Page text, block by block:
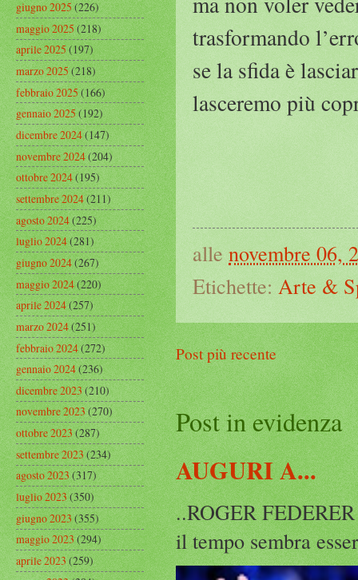
trasformando
se la sfida è
lasceremo più
alle novembre 06,
Etichette: Arte &
Post più recente
Post in evidenza
AUGURI A...
..ROGER
il tempo sembra
giugno 2025(226)
maggio 2025(218)
aprile 2025(197)
marzo 2025(218)
febbraio 2025(166)
gennaio 2025(192)
dicembre 2024(147)
novembre 2024(204)
ottobre 2024(195)
settembre 2024(211)
agosto 2024(225)
luglio 2024(281)
giugno 2024(267)
maggio 2024(220)
aprile 2024(257)
marzo 2024(251)
febbraio 2024(272)
gennaio 2024(236)
dicembre 2023(210)
novembre 2023(270)
ottobre 2023(287)
settembre 2023(234)
agosto 2023(317)
luglio 2023(350)
giugno 2023(355)
maggio 2023(294)
aprile 2023(259)